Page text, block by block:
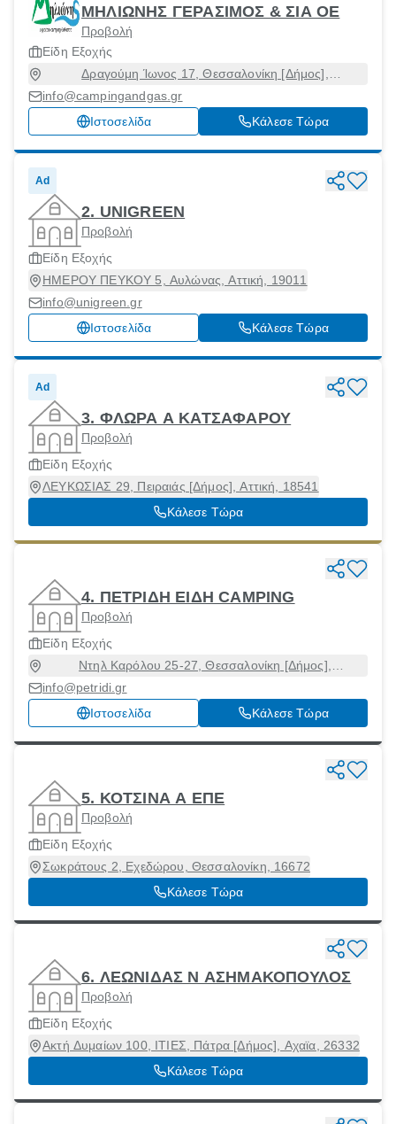
ΜΗΛΙΩΝΗΣ ΓΕΡΑΣΙΜΟΣ & ΣΙΑ ΟΕ
Προβολή
Είδη Εξοχής
Δραγούμη Ίωνος 17, Θεσσαλονίκη [Δήμος],
Θεσσαλονίκη, 54624
info@campingandgas.gr
Ιστοσελίδα
Κάλεσε Τώρα
Ad
2. UNIGREEN
Προβολή
Είδη Εξοχής
ΗΜΕΡΟΥ ΠΕΥΚΟΥ 5, Αυλώνας, Αττική, 19011
info@unigreen.gr
Ιστοσελίδα
Κάλεσε Τώρα
Ad
3. ΦΛΩΡΑ Α ΚΑΤΣΑΦΑΡΟΥ
Προβολή
Είδη Εξοχής
ΛΕΥΚΩΣΙΑΣ 29, Πειραιάς [Δήμος], Αττική, 18541
Κάλεσε Τώρα
4. ΠΕΤΡΙΔΗ ΕΙΔΗ CAMPING
Προβολή
Είδη Εξοχής
Ντηλ Καρόλου 25-27, Θεσσαλονίκη [Δήμος],
info@petridi.gr
Ιστοσελίδα
Κάλεσε Τώρα
5. ΚΟΤΣΙΝΑ Α ΕΠΕ
Προβολή
Είδη Εξοχής
Σωκράτους 2, Εχεδώρου, Θεσσαλονίκη, 16672
Κάλεσε Τώρα
6. ΛΕΩΝΙΔΑΣ Ν ΑΣΗΜΑΚΟΠΟΥΛΟΣ
Προβολή
Είδη Εξοχής
Ακτή Δυμαίων 100, ΙΤΙΕΣ, Πάτρα [Δήμος], Αχαϊα, 26332
Κάλεσε Τώρα